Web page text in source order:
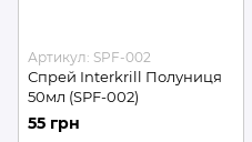
Артикул: SPF-002
Спрей Interkrill Полуниця
50мл (SPF-002)
55 грн